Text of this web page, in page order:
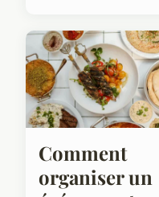
Comment
organiser un